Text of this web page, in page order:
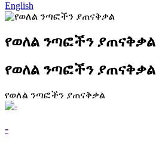
English
የወለል ንጣፎችን ያጠናቅቃል
የወለል ንጣፎችን ያጠናቅቃል
የወለል ንጣፎችን ያጠናቅቃል
-